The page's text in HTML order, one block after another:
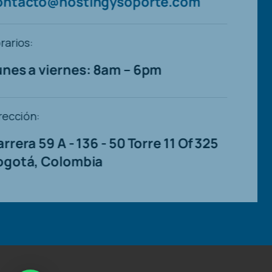
Lunes a viernes: 8am – 6pm
Carrera 59 A - 136 - 50 Torre 11 Of
Bogotá, Colombia